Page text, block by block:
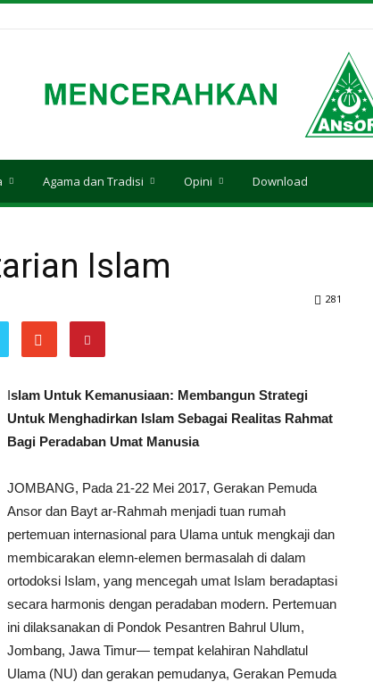
Agama dan Tradisi Opini Download
Islam
281
Islam Untuk Kemanusiaan: Membangun Strategi
Untuk Menghadirkan Islam Sebagai Realitas Rahmat
Bagi Peradaban Umat Manusia
JOMBANG, Pada 21-22 Mei 2017, Gerakan Pemuda
Ansor dan Bayt ar-Rahmah menjadi tuan rumah
pertemuan internasional para Ulama untuk mengkaji dan
membicarakan elemn-elemen bermasalah di dalam
ortodoksi Islam, yang mencegah umat Islam beradaptasi
secara harmonis dengan peradaban modern. Pertemuan
ini dilaksanakan di Pondok Pesantren Bahrul Ulum,
Jombang, Jawa Timur— tempat kelahiran Nahdlatul
Ulama (NU) dan gerakan pemudanya, Gerakan Pemuda